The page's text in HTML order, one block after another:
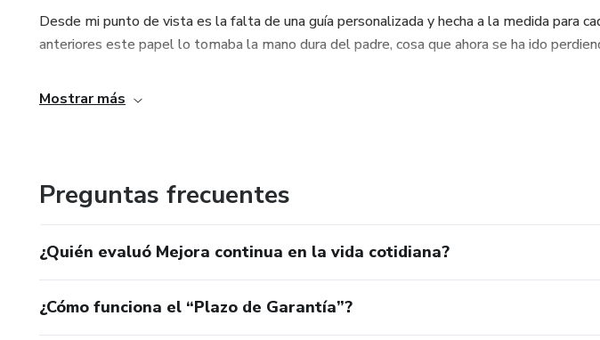
Desde mi punto de vista es la falta de una guía personalizada y hecha a la medida para
anteriores este papel lo tomaba la mano dura del padre, cosa que ahora se ha ido
Mostrar más
Preguntas frecuentes
¿Quién evaluó Mejora continua en la vida cotidiana?
¿Cómo funciona el “Plazo de Garantía”?